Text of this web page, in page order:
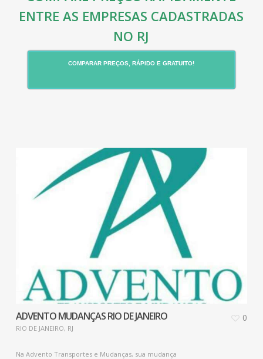
ENTRE AS EMPRESAS CADASTRADAS
NO RJ
COMPARAR PREÇOS, RÁPIDO E GRATUITO!
ADVENTO MUDANÇAS RIO DE JANEIRO
RIO DE JANEIRO, RJ
Na Advento Transportes e Mudanças, sua mudança
0